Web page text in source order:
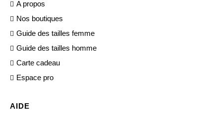
A propos
Nos boutiques
Guide des tailles femme
Guide des tailles homme
Carte cadeau
Espace pro
AIDE